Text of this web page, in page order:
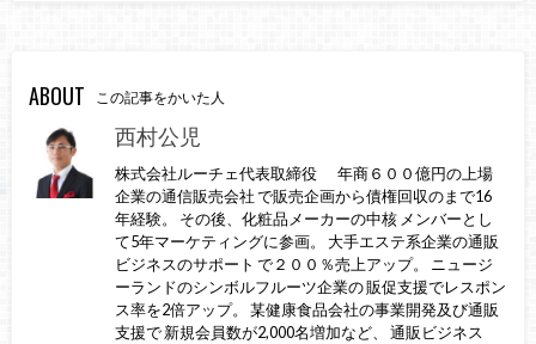
ABOUT この記事をかいた人
西村公児
株式会社ルーチェ代表取締役 年商６００億円の上場
企業の通信販売会社 で販売企画から債権回収のまで16
年経験。 その後、化粧品メーカーの中核 メンバーとし
て5年マーケティングに参画。 大手エステ系企業の通販
ビジネスのサポート で２００％売上アップ。 ニュージ
ーランドのシンボルフルーツ企業の 販促支援でレスポン
ス率を2倍アップ。 某健康食品会社の事業開発及び通販
支援で 新規会員数が2,000名増加など、 通販ビジネス